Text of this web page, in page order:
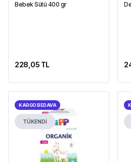
Bebek Sütü 400 gr
228,05 TL
KARGO BEDAVA
TÜKENDİ